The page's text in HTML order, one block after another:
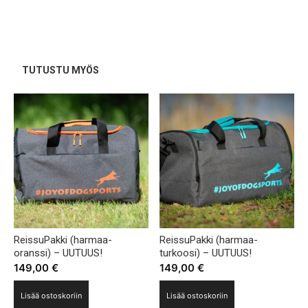
tuotteen
sivulla.
TUTUSTU MYÖS
ReissuPakki (harmaa-
oranssi) – UUTUUS!
149,00 €
Lisää ostoskoriin
ReissuPakki (harmaa-
turkoosi) – UUTUUS!
149,00€
Lisää ostoskoriin